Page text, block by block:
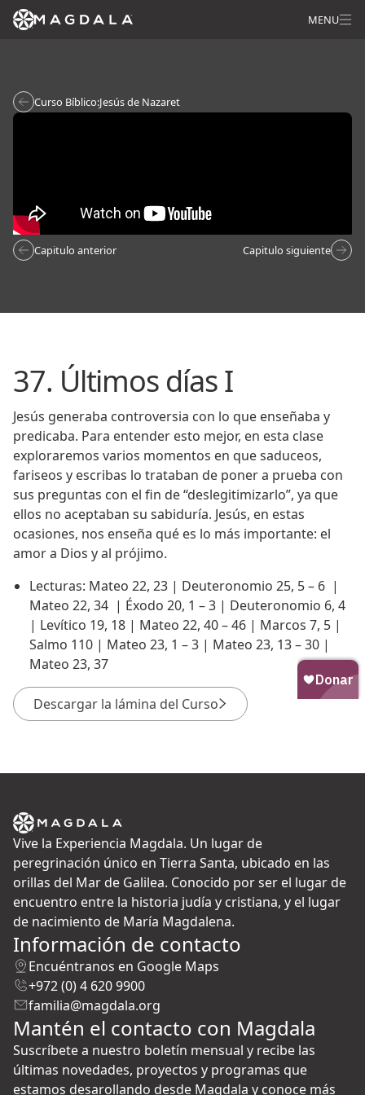
MENU
Curso Bíblico:Jesús de Nazaret
Capitulo anterior Capitulo siguiente
37. Últimos días I
Jesús generaba controversia con lo que enseñaba y
predicaba. Para entender esto mejor, en esta clase
exploraremos varios momentos en que saduceos,
fariseos y escribas lo trataban de poner a prueba con
sus preguntas con el fin de “deslegitimizarlo”, ya que
ellos no aceptaban su sabiduría. Jesús, en estas
ocasiones, nos enseña qué es lo más importante: el
amor a Dios y al prójimo.
Lecturas: Mateo 22, 23 | Deuteronomio 25, 5 – 6 |
Mateo 22, 34 | Éxodo 20, 1 – 3 | Deuteronomio 6, 4
| Levítico 19, 18 | Mateo 22, 40 – 46 | Marcos 7, 5 |
Salmo 110 | Mateo 23, 1 – 3 | Mateo 23, 13 – 30 |
Mateo 23, 37
Descargar la lámina del Curso
Vive la Experiencia Magdala. Un lugar de
peregrinación único en Tierra Santa, ubicado en las
orillas del Mar de Galilea. Conocido por ser el lugar de
encuentro entre la historia judía y cristiana, y el lugar
de nacimiento de María Magdalena.
Información de contacto
Encuéntranos en Google Maps
+972 (0) 4 620 9900
familia@magdala.org
Mantén el contacto con Magdala
Suscríbete a nuestro boletín mensual y recibe las
últimas novedades, proyectos y programas que
estamos desarollando desde Magdala y conoce más